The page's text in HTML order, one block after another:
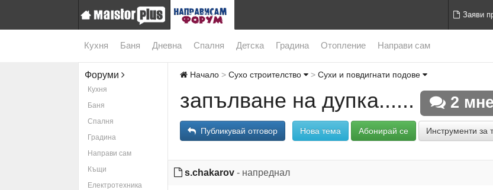
Заяви
Кухня Баня Дневна Спалня Детска Градина Отопление Направи сам
Форуми
Кухня
Баня
Спалня
Градина
Направи сам
Къщи
Електротехника
Начало Сухо строителство Сухи и повдигнати подове
запълване на дупка...... 2
Публикувай отговор Нова тема Абонирай се Инструменти за
s.chakarov - напреднал